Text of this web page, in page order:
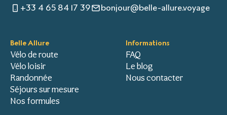
+33 4 65 84 17 39
bonjour@belle-allure.voyage
Belle Allure
Vélo de route
Vélo loisir
Randonnée
Séjours sur mesure
Nos formules
Informations
FAQ
Le blog
Nous contacter